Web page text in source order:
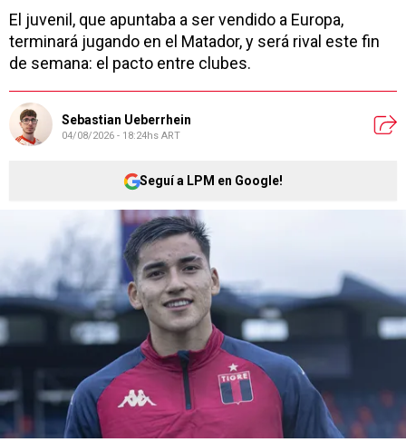
El juvenil, que apuntaba a ser vendido a Europa,
terminará jugando en el Matador, y será rival este fin
de semana: el pacto entre clubes.
Sebastian Ueberrhein
04/08/2026 - 18:24hs ART
Seguí a LPM en Google!